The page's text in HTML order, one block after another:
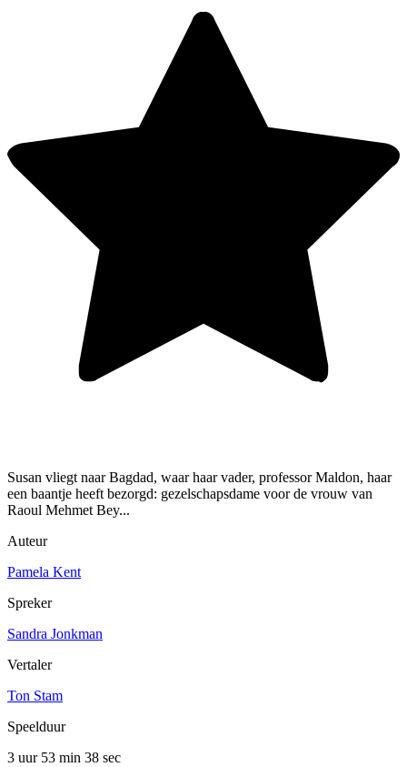
Susan vliegt naar Bagdad, waar haar vader, professor Maldon, haar
een baantje heeft bezorgd: gezelschapsdame voor de vrouw van
Raoul Mehmet Bey...
Auteur
Pamela Kent
Spreker
Sandra Jonkman
Vertaler
Ton Stam
Speelduur
3 uur 53 min 38 sec